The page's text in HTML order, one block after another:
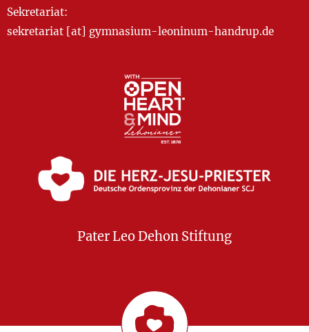
Sekretariat:
sekretariat [at] gymnasium-leoninum-handrup.de
Pater Leo Dehon Stiftung